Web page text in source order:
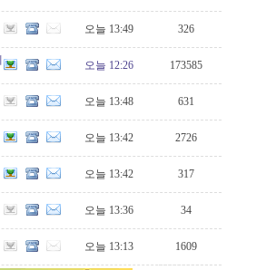
오늘 13:49 326
오늘 12:26 173585
오늘 13:48 631
오늘 13:42 2726
오늘 13:42 317
오늘 13:36 34
오늘 13:13 1609